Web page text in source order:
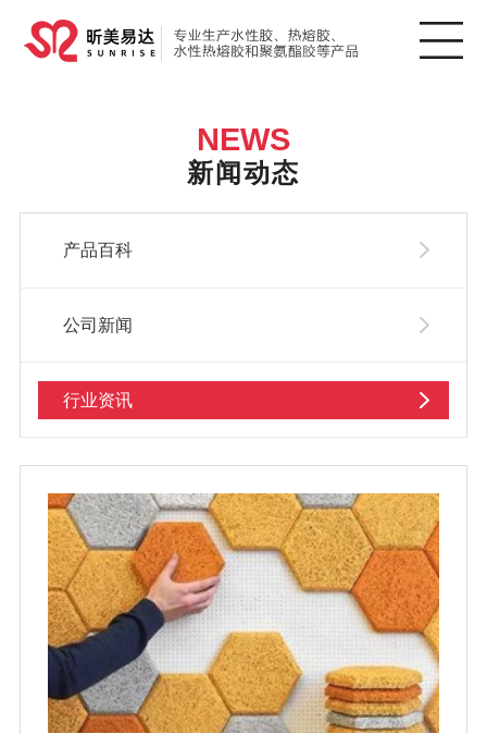
NEWS
新闻动态
产品百科
公司新闻
行业资讯